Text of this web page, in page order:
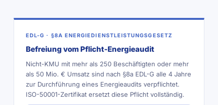
EDL-G · §8A ENERGIEDIENSTLEISTUNGSGESETZ
Befreiung vom Pflicht-Energieaudit
Nicht-KMU mit mehr als 250 Beschäftigten oder mehr
als 50 Mio. € Umsatz sind nach §8a EDL-G alle 4 Jahre
zur Durchführung eines Energieaudits verpflichtet.
ISO-50001-Zertifikat ersetzt diese Pflicht vollständig.